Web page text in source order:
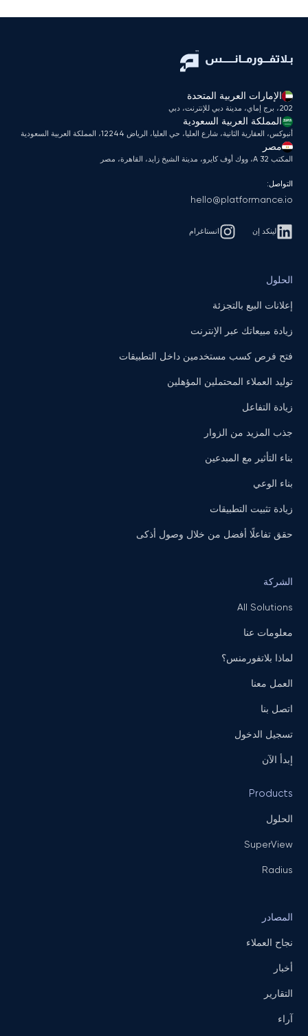
الإمارات العربية المتحدة
202، برج إماي، مدينة دبي للإنترنت، دبي
المملكة العربية السعودية
أنبوكس، العقارية الثانية، شارع العليا، حي العليا، الرياض 12244، المملكة العربية السعودية
مصر
المكتب A 32، ووك أوف كايرو، مدينة الشيخ زايد، القاهرة، مصر
التواصل:
hello@platformance.io
لينكد إن انستاغرام
الحلول
إعلانات البيع بالتجزئة
زيادة مبيعاتك عبر الإنترنت
فتح فرص كسب مستخدمين داخل التطبيقات
توليد العملاء المحتملين المؤهلين
زيادة التفاعل
جذب المزيد من الزوار
بناء التأثير مع المبدعين
بناء الوعي
زيادة تثبيت التطبيقات
حقق تفاعلًا أفضل من خلال وصول أذكى
الشركة
All Solutions
معلومات عنا
لماذا بلاتفورمنس؟
العمل معنا
اتصل بنا
تسجيل الدخول
إبدأ الآن
Products
الحلول
SuperView
Radius
المصادر
نجاح العملاء
أخبار
التقارير
آراء